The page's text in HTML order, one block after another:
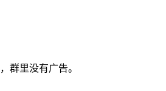
群里没有广告。